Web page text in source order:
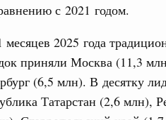
с 2021 годом.
месяцев 2025 года
приняли Москва (11,3
(6,5 млн). В десятку
Татарстан (2,6 млн),
года
технологий
поручения по
индустрия